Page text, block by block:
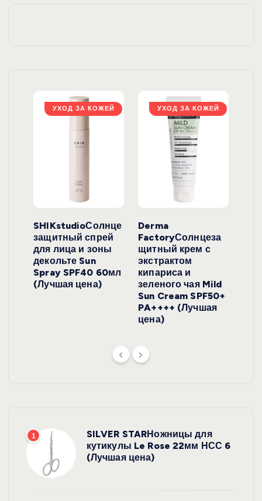
УХОД ЗА КОЖЕЙ
SHIKstudioСолнце
защитный спрей
для лица и зоны
декольте Sun
Spray SPF40 60мл
(Лучшая цена)
УХОД ЗА КОЖЕЙ
Derma
FactoryСолнцеза
щитный крем с
экстрактом
кипариса и
зеленого чая Mild
Sun Cream SPF50+
PA++++ (Лучшая
цена)
1
SILVER STARНожницы для
кутикулы Le Rose 22мм НСС 6
(Лучшая цена)